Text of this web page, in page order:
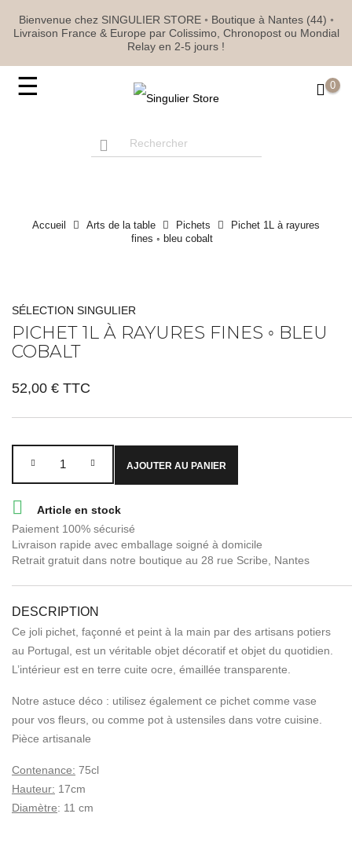
Bienvenue chez SINGULIER STORE ◦ Boutique à Nantes (44) ◦
Livraison France & Europe par Colissimo, Chronopost ou Mondial
Relay en 2-5 jours !
0
Basculer
navigation
☰
Accueil Arts de la table Pichets
Pichet 1L à rayures
fines ◦ bleu cobalt
SÉLECTION SINGULIER
PICHET 1L À RAYURES FINES ◦ BLEU
COBALT
52,00 € TTC
AJOUTER AU PANIER

Article en stock
Paiement 100% sécurisé
Livraison rapide avec emballage soigné à domicile
Retrait gratuit dans notre boutique au 28 rue Scribe, Nantes
DESCRIPTION
Ce joli pichet, façonné et peint à la main par des artisans potiers
au Portugal, est un véritable objet décoratif et objet du quotidien.
L’intérieur est en terre cuite ocre, émaillée transparente.
Notre astuce déco : utilisez également ce pichet comme vase
pour vos fleurs, ou comme pot à ustensiles dans votre cuisine.
Pièce artisanale
Contenance: 75cl
Hauteur: 17cm
Diamètre: 11 cm